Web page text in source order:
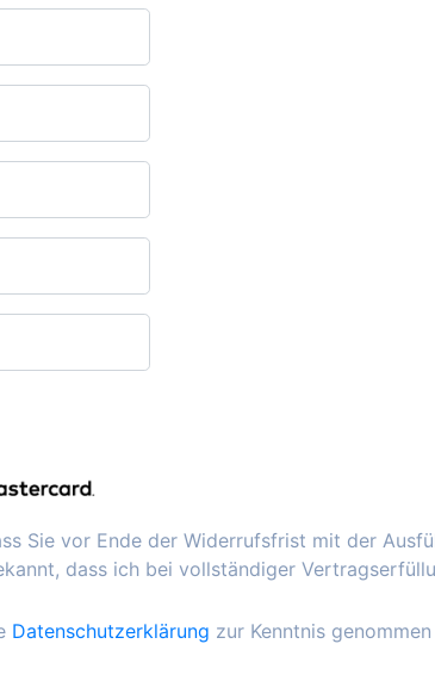
Sie vor Ende der Widerrufsfrist mit der
dass ich bei vollständiger
Datenschutzerklärung zur Kenntnis genommen